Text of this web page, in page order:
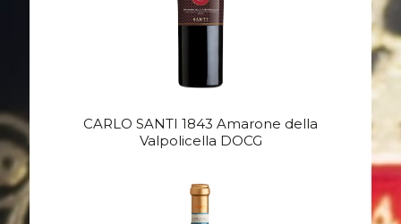
CARLO SANTI 1843 Amarone della
Valpolicella DOCG